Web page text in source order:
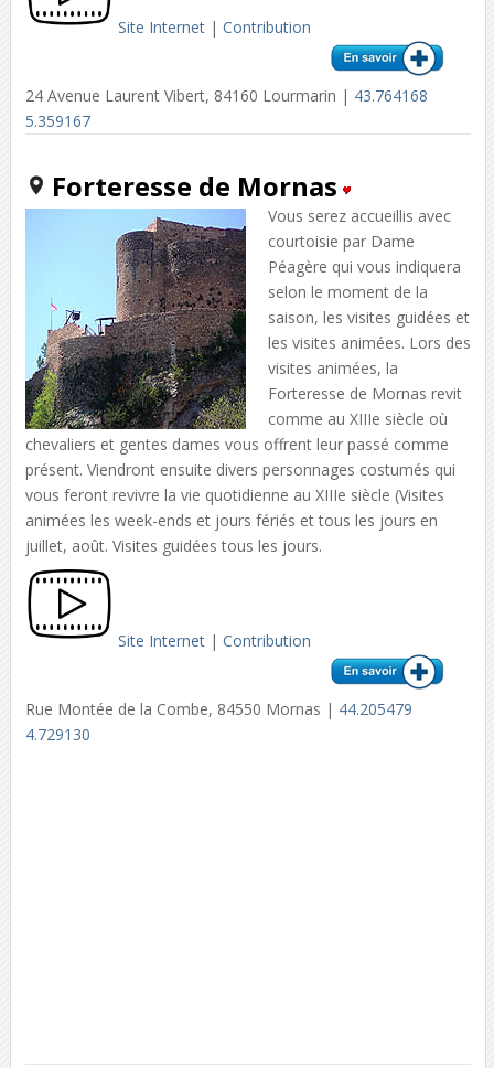
Site Internet| Contribution
24 Avenue Laurent Vibert, 84160 Lourmarin | 43.764168
5.359167
Forteresse de Mornas
Vous serez accueillis avec
courtoisie par Dame
Péagère qui vous indiquera
selon le moment de la
saison, les visites guidées et
les visites animées. Lors des
visites animées, la
Forteresse de Mornas revit
comme au XIIIe siècle où
chevaliers et gentes dames vous offrent leur passé comme
présent. Viendront ensuite divers personnages costumés qui
vous feront revivre la vie quotidienne au XIIIe siècle (Visites
animées les week-ends et jours fériés et tous les jours en
juillet, août. Visites guidées tous les jours.
Site Internet| Contribution
Rue Montée de la Combe, 84550 Mornas | 44.205479
4.729130